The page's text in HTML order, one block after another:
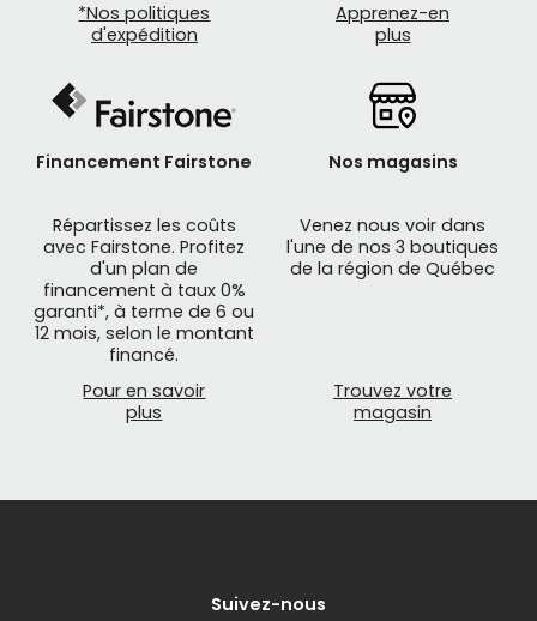
*Nos politiques
d'expédition
Apprenez-en
plus
Financement Fairstone
Répartissez les coûts
avec Fairstone. Profitez
d'un plan de
financement à taux 0%
garanti*, à terme de 6 ou
12 mois, selon le montant
financé.
Pour en savoir
plus
Nos magasins
Venez nous voir dans
l'une de nos 3 boutiques
de la région de Québec
Trouvez votre
magasin
Suivez-nous